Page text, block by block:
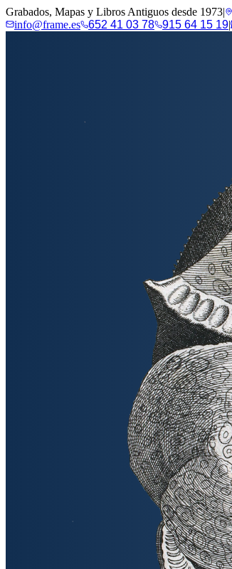
Grabados, Mapas y Libros Antiguos desde 1973|
info@frame.es
652 41 03 78 915 64 15 19|